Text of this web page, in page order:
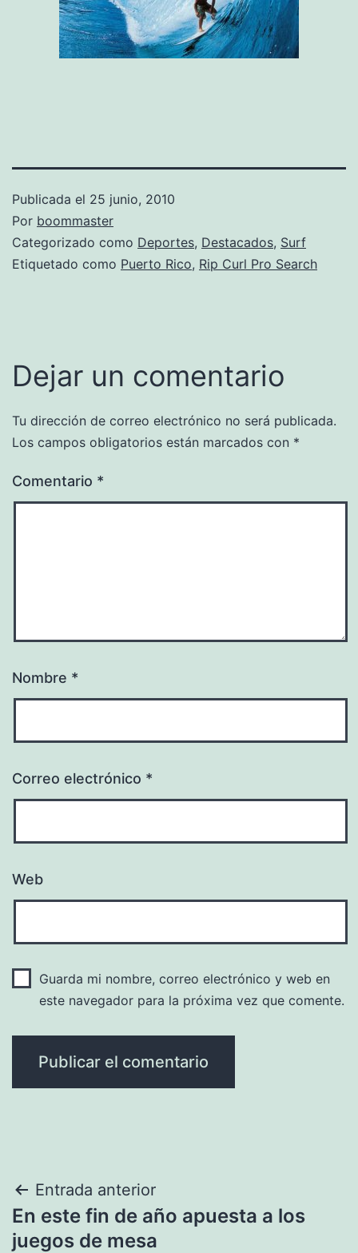
Publicada el 25 junio, 2010
Por boommaster
Categorizado como Deportes, Destacados, Surf
Etiquetado como Puerto Rico, Rip Curl Pro Search
Dejar un comentario
Tu dirección de correo electrónico no será publicada.
Los campos obligatorios están marcados con *
Comentario *
Nombre *
Correo electrónico *
Web
Guarda mi nombre, correo electrónico y web en
este navegador para la próxima vez que comente.
Navegación
de
Entrada anterior
En este fin de año apuesta a los
juegos de mesa